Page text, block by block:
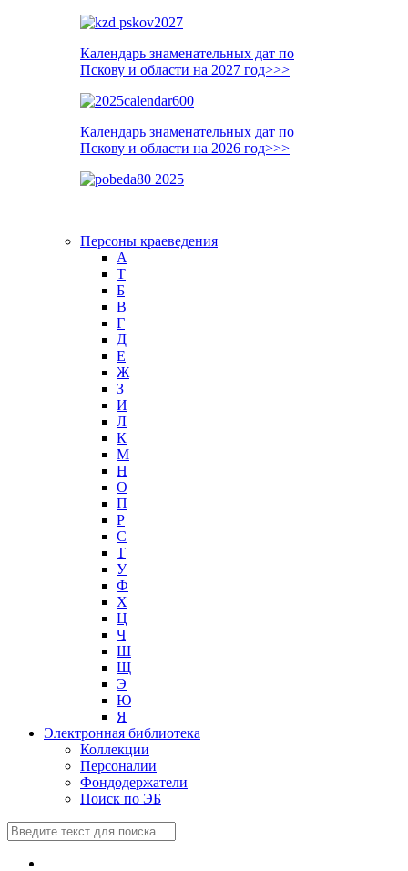
Календарь знаменательных дат по
Пскову и области на 2027 год>>>
Календарь знаменательных дат по
Пскову и области на 2026 год>>>
Персоны краеведения
А
T
Б
В
Г
Д
Е
Ж
З
И
Л
К
М
Н
О
П
Р
С
Т
У
Ф
Х
Ц
Ч
Ш
Щ
Э
Ю
Я
Электронная библиотека
Коллекции
Персоналии
Фондодержатели
Поиск по ЭБ